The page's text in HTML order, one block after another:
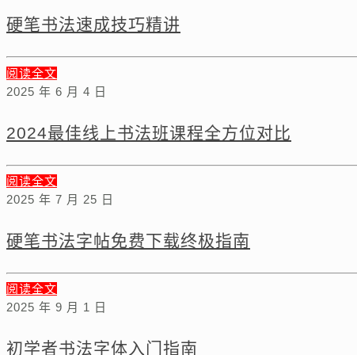
硬笔书法速成技巧精讲
阅读全文
2025 年 6 月 4 日
2024最佳线上书法班课程全方位对比
阅读全文
2025 年 7 月 25 日
硬笔书法字帖免费下载终极指南
阅读全文
2025 年 9 月 1 日
初学者书法字体入门指南